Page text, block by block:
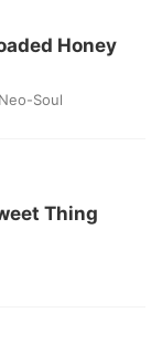
Honey
Neo-Soul
Thing